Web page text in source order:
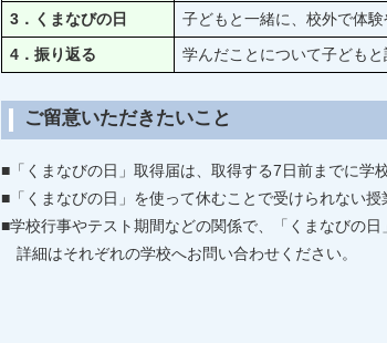
3．くまなびの日
子どもと一緒に、校外で体
4．振り返る
学んだことについて子ども
ご留意いただきたいこと
■「くまなびの日」取得届は、取得する7日前までに学
■「くまなびの日」を使って休むことで受けられない授
■学校行事やテスト期間などの関係で、「くまなびの
詳細はそれぞれの学校へお問い合わせください。